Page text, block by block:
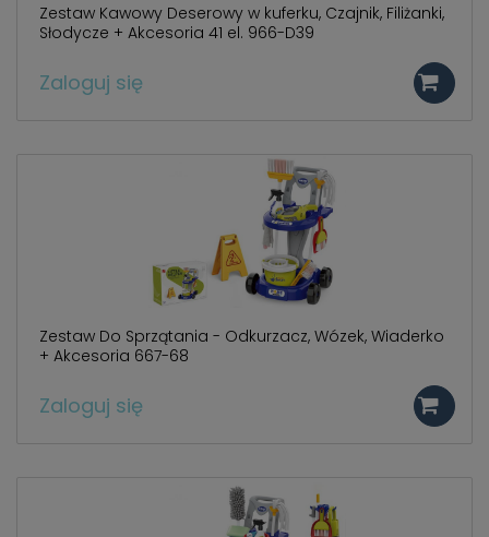
Zestaw Kawowy Deserowy w kuferku, Czajnik, Filiżanki,
Słodycze + Akcesoria 41 el. 966-D39
Zaloguj się
Zestaw Do Sprzątania - Odkurzacz, Wózek, Wiaderko
+ Akcesoria 667-68
Zaloguj się